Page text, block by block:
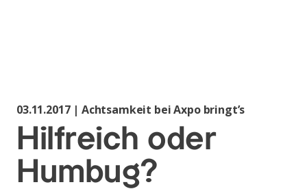
03.11.2017 | Achtsamkeit bei Axpo bringt’s
Hilfreich oder
Humbug?